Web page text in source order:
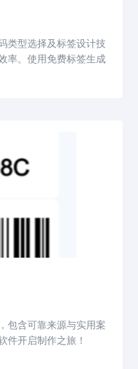
类型选择及标签设计技
率。使用免费标签生成
包含可靠来源与实用案
件开启制作之旅！